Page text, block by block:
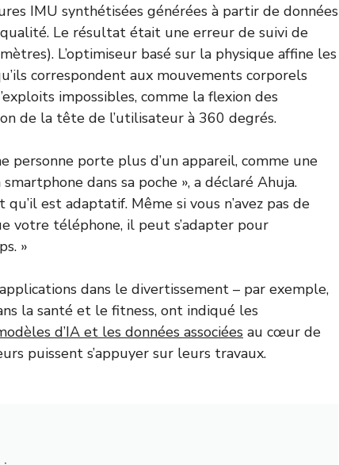
IMU synthétisées générées à partir de données
Le résultat était une erreur de suivi de
L’optimiseur basé sur la physique affine les
correspondent aux mouvements corporels
impossibles, comme la flexion des
de la tête de l’utilisateur à 360 degrés.
personne porte plus d’un appareil, comme une
dans sa poche », a déclaré Ahuja.
est adaptatif. Même si vous n’avez pas de
votre téléphone, il peut s’adapter pour
»
dans le divertissement – ​​par exemple,
la santé et le fitness, ont indiqué les
d’IA et les données associées au cœur de
puissent s’appuyer sur leurs travaux.